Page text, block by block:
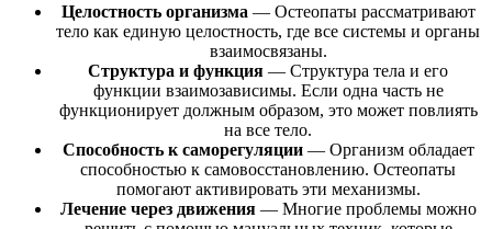
Целостность организма — Остеопаты рассматривают
тело как единую целостность, где все системы и органы
взаимосвязаны.
Структура и функция — Структура тела и его
функции взаимозависимы. Если одна часть не
функционирует должным образом, это может повлиять
на все тело.
Способность к саморегуляции— Организм обладает
способностью к самовосстановлению. Остеопаты
помогают активировать эти механизмы.
Лечение через движения— Многие проблемы можно